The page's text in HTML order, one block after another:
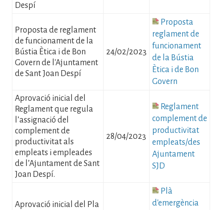
Despí
Proposta de reglament
de funcionament de la
Bústia Ètica i de Bon
Govern de l'Ajuntament
de Sant Joan Despí
24/02/2023
FitxerProposta
reglament de
funcionament
de la Bústia
Ètica i de Bon
Govern
Aprovació inicial del
Reglament que regula
l’assignació del
complement de
productivitat als
empleats i empleades
de l’Ajuntament de Sant
Joan Despí.
28/04/2023
FitxerReglament
complement de
productivitat
empleats/des
Ajuntament
SJD
Aprovació inicial del Pla
Fitxer
Plà
d'emergència